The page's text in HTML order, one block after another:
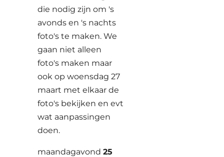
die nodig zijn om 's
avonds en 's nachts
foto's te maken. We
gaan niet alleen
foto's maken maar
ook op woensdag 27
maart met elkaar de
foto's bekijken en evt
wat aanpassingen
doen.
maandagavond 25